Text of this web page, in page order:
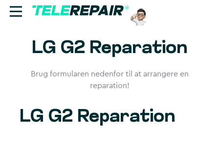
Reparation
Sælg
Erhverv
LG G2 Reparation
Brug formularen nedenfor til at arrangere en
reparation!
LG G2 Reparation